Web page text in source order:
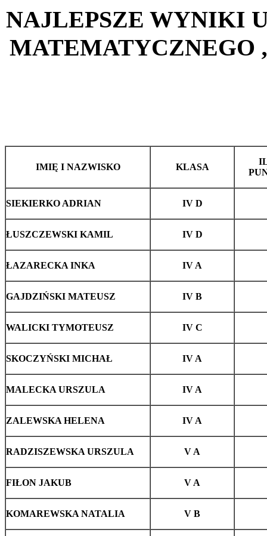
NAJLEPSZE WYNIKI
MATEMATYCZNEGO
IMIĘ I NAZWISKO KLASA
SIEKIERKO ADRIAN IV D
ŁUSZCZEWSKI KAMIL IV D
ŁAZARECKA INKA IV A
GAJDZIŃSKI MATEUSZ IV B
WALICKI TYMOTEUSZ IV C
SKOCZYŃSKI MICHAŁ IV A
MALECKA URSZULA IV A
ZALEWSKA HELENA IV A
RADZISZEWSKA URSZULA V A
FIŁON JAKUB V A
KOMAREWSKA NATALIA V B